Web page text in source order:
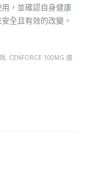
，並確認自身健康
全且有效的改變。
, CENFORCE 100MG 適